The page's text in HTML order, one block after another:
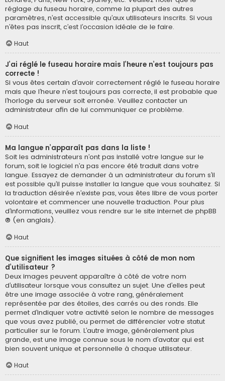
réglage du fuseau horaire, comme la plupart des autres
paramètres, n’est accessible qu’aux utilisateurs inscrits. Si vous
n’êtes pas inscrit, c’est l’occasion idéale de le faire.
Haut
J’ai réglé le fuseau horaire mais l’heure n’est toujours pas
correcte !
Si vous êtes certain d’avoir correctement réglé le fuseau horaire
mais que l’heure n’est toujours pas correcte, il est probable que
l’horloge du serveur soit erronée. Veuillez contacter un
administrateur afin de lui communiquer ce problème.
Haut
Ma langue n’apparaît pas dans la liste !
Soit les administrateurs n’ont pas installé votre langue sur le
forum, soit le logiciel n’a pas encore été traduit dans votre
langue. Essayez de demander à un administrateur du forum s’il
est possible qu’il puisse installer la langue que vous souhaitez. Si
la traduction désirée n’existe pas, vous êtes libre de vous porter
volontaire et commencer une nouvelle traduction. Pour plus
d’informations, veuillez vous rendre sur le site internet de phpBB
® (en anglais).
Haut
Que signifient les images situées à côté de mon nom
d’utilisateur ?
Deux images peuvent apparaître à côté de votre nom
d’utilisateur lorsque vous consultez un sujet. Une d’elles peut
être une image associée à votre rang, généralement
représentée par des étoiles, des carrés ou des ronds. Elle
permet d’indiquer votre activité selon le nombre de messages
que vous avez publié, ou permet de différencier votre statut
particulier sur le forum. L’autre image, généralement plus
grande, est une image connue sous le nom d’avatar qui est
bien souvent unique et personnelle à chaque utilisateur.
Haut